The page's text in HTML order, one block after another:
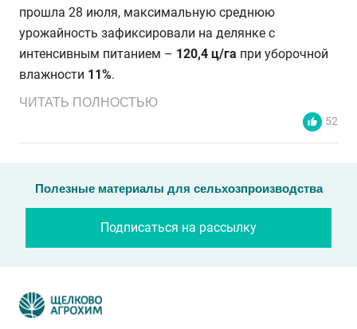
прошла 28 июля, максимальную среднюю
урожайность зафиксировали на делянке с
интенсивным питанием – 120,4 ц/га при уборочной
влажности 11%.
ЧИТАТЬ ПОЛНОСТЬЮ
52
Полезные материалы для сельхозпроизводства
Подписаться на рассылку